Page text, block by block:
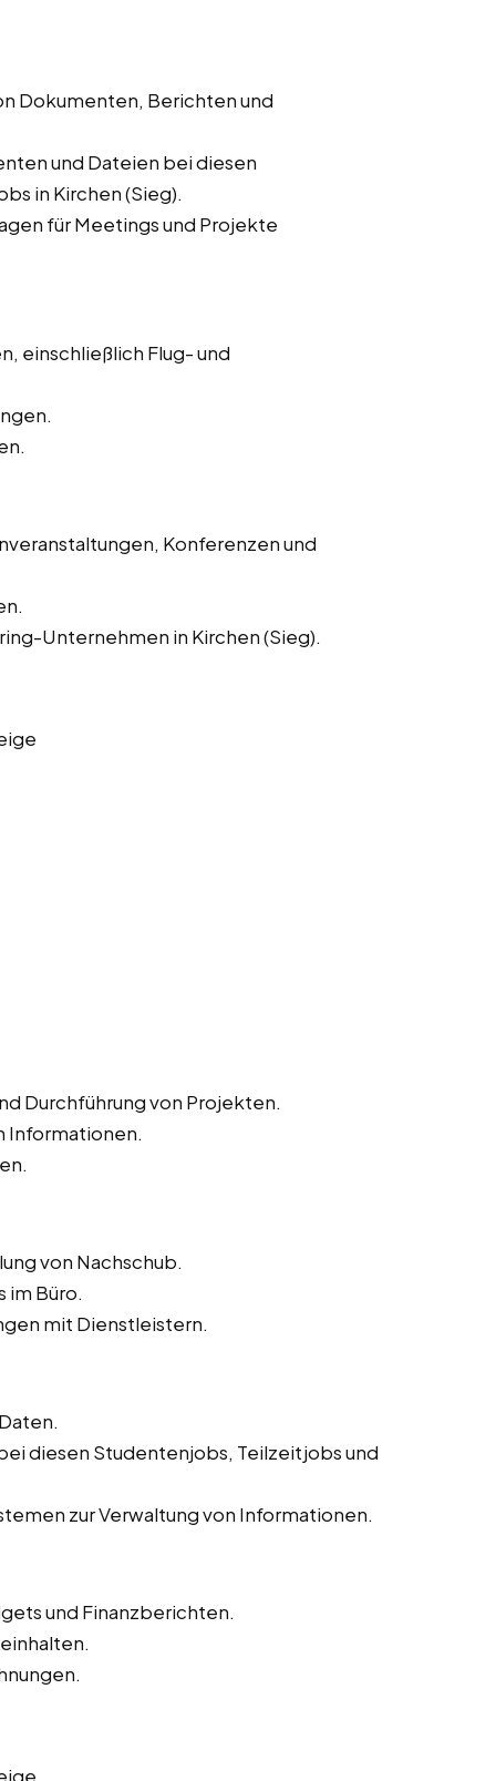
Dokumenten, Berichten und
und Dateien bei diesen
in Kirchen (Sieg).
für Meetings und Projekte
einschließlich Flug- und
Konferenzen und
Unternehmen in Kirchen (Sieg).
Durchführung von Projekten.
Informationen.
von Nachschub.
im Büro.
mit Dienstleistern.
diesen Studentenjobs, Teilzeitjobs und
zur Verwaltung von Informationen.
und Finanzberichten.